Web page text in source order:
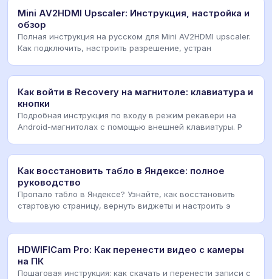
Mini AV2HDMI Upscaler: Инструкция, настройка и
обзор
Полная инструкция на русском для Mini AV2HDMI upscaler.
Как подключить, настроить разрешение, устран
Как войти в Recovery на магнитоле: клавиатура и
кнопки
Подробная инструкция по входу в режим рекавери на
Android-магнитолах с помощью внешней клавиатуры. Р
Как восстановить табло в Яндексе: полное
руководство
Пропало табло в Яндексе? Узнайте, как восстановить
стартовую страницу, вернуть виджеты и настроить э
HDWIFICam Pro: Как перенести видео с камеры
на ПК
Пошаговая инструкция: как скачать и перенести записи с